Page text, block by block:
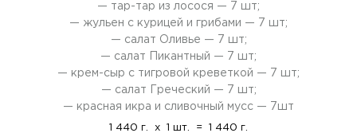
— тар-тар из лосося — 7 шт;
— жульен с курицей и грибами — 7 шт;
— салат Оливье — 7 шт;
— салат Пикантный — 7 шт;
— крем-сыр с тигровой креветкой — 7 шт;
— салат Греческий — 7 шт;
— красная икра и сливочный мусс — 7шт
1 440 г. x 1 шт. = 1 440 г.